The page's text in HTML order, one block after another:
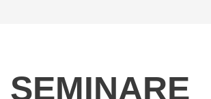
SEMINARE